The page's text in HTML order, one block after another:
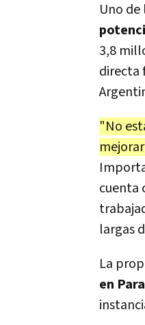
Uno
3,8
directa
"No
cuenta
largas
La
en